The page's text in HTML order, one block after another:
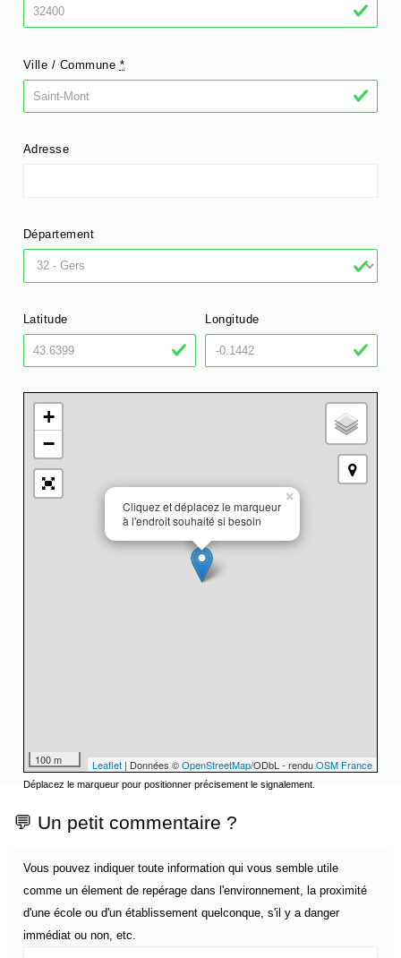
Ville / Commune *
Adresse
Département
Latitude Longitude
Cliquez et déplacez le marqueur
à l'endroit souhaité si besoin
×
+
−
100 m Leaflet | Données ©OpenStreetMap/ODbL - renduOSM France
Déplacez le marqueur pour positionner précisement le signalement.
💬 Un petit commentaire ?
Vous pouvez indiquer toute information qui vous semble utile
comme un élement de repérage dans l'environnement, la proximité
d'une école ou d'un établissement quelconque, s'il y a danger
immédiat ou non, etc.